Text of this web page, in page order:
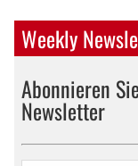
Weekly
Abonnieren
Newsletter